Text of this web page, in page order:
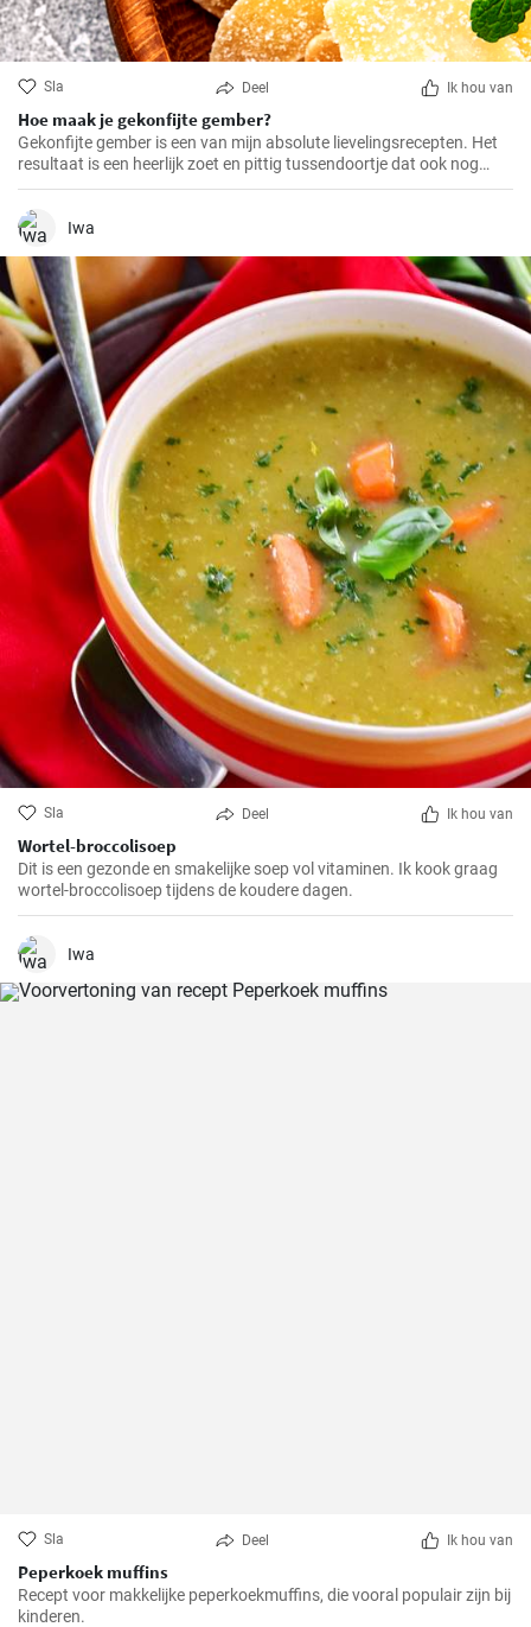
Sla Deel Ik hou van
Hoe maak je gekonfijte gember?
Gekonfijte gember is een van mijn absolute lievelingsrecepten. Het
resultaat is een heerlijk zoet en pittig tussendoortje dat ook nog
eens goed is voor je spijsvertering. Het is helemaal zelfgemaakt en
smaakt veel beter dan de versie uit de winkel. Het is heel makkelijk te
maken, je hebt alleen een beetje geduld en tijd nodig.
Iwa
Sla Deel Ik hou van
Wortel-broccolisoep
Dit is een gezonde en smakelijke soep vol vitaminen. Ik kook graag
wortel-broccolisoep tijdens de koudere dagen.
Iwa
Sla Deel Ik hou van
Peperkoek muffins
Recept voor makkelijke peperkoekmuffins, die vooral populair zijn bij
kinderen.